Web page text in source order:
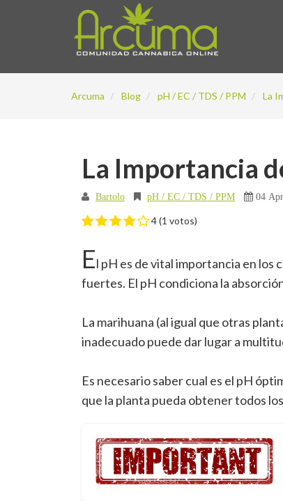
Arcuma Blog pH / EC / TDS / PPM La
La Importancia
Bartolo pH / EC / TDS / PPM 04
4(1 votos)
El pH es de vital importancia en los
fuertes. El pH condiciona la
La marihuana (al igual que otras
inadecuado puede dar lugar a
Es necesario saber cual es el pH
que la planta pueda obtener todos